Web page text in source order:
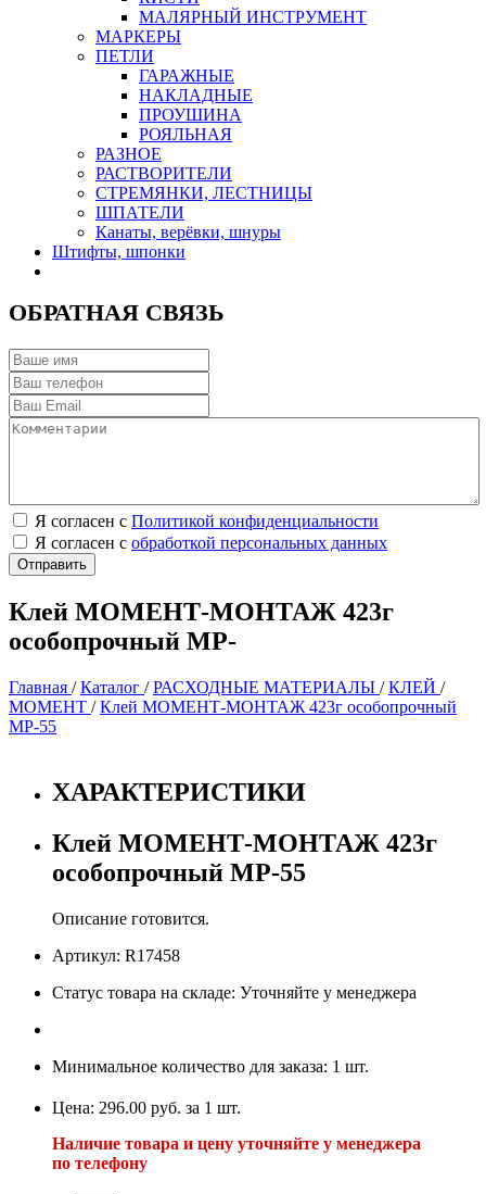
МАЛЯРНЫЙ ИНСТРУМЕНТ
МАРКЕРЫ
ПЕТЛИ
ГАРАЖНЫЕ
НАКЛАДНЫЕ
ПРОУШИНА
РОЯЛЬНАЯ
РАЗНОЕ
РАСТВОРИТЕЛИ
СТРЕМЯНКИ, ЛЕСТНИЦЫ
ШПАТЕЛИ
Канаты, верёвки, шнуры
Штифты, шпонки
ОБРАТНАЯ СВЯЗЬ
Я согласен с Политикой конфиденциальности
Я согласен с обработкой персональных данных
Клей МОМЕНТ-МОНТАЖ 423г
особопрочный МР-
Главная /Каталог /РАСХОДНЫЕ МАТЕРИАЛЫ /КЛЕЙ /
МОМЕНТ /Клей МОМЕНТ-МОНТАЖ 423г особопрочный
МР-55
ХАРАКТЕРИСТИКИ
Клей МОМЕНТ-МОНТАЖ 423г
особопрочный МР-55
Описание готовится.
Артикул: R17458
Статус товара на складе: Уточняйте у менеджера
Минимальное количество для заказа: 1 шт.
Цена: 296.00 руб. за 1 шт.
Наличие товара и цену уточняйте у менеджера
по телефону